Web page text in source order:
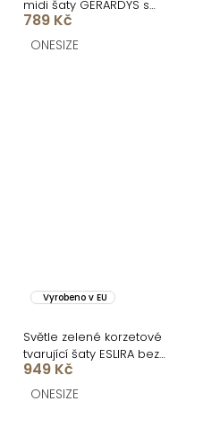
midi šaty GERARDYS s
páskem
789 Kč
ONESIZE
Vyrobeno v EU
Světle zelené korzetové
tvarující šaty ESLIRA bez
ramínek
949 Kč
ONESIZE